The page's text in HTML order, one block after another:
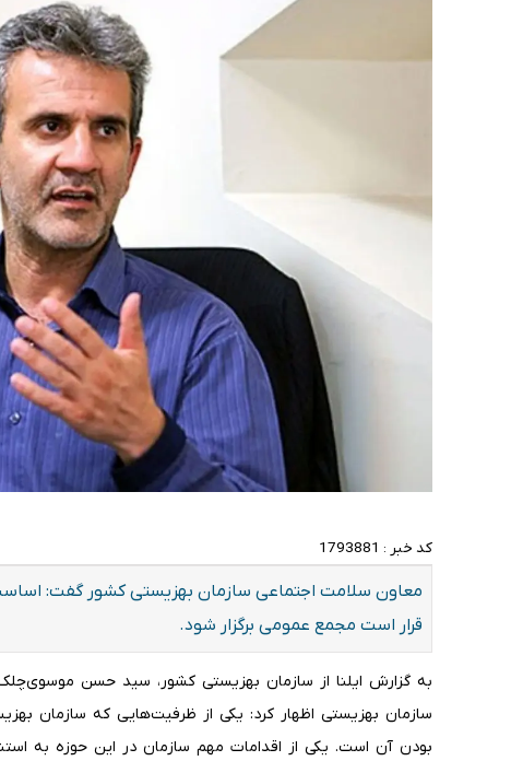
کد خبر : 1793881
معاون سلامت اجتماعی سازمان بهزیستی کشور گفت:
قرار است مجمع عمومی برگزار شود.
به گزارش ایلنا از سازمان بهزیستی کشور، سید حسن موسوی‌چلک
سازمان بهزیستی اظهار کرد: یکی از ظرفیت‌هایی که سازمان
بودن آن است. یکی از اقدامات مهم سازمان در این حوزه به